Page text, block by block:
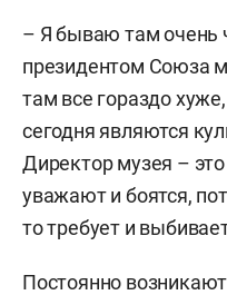
– Я бываю там очень
президентом Союза
там все гораздо
сегодня являются
Директор музея –
уважают и боятся,
то требует и
Постоянно